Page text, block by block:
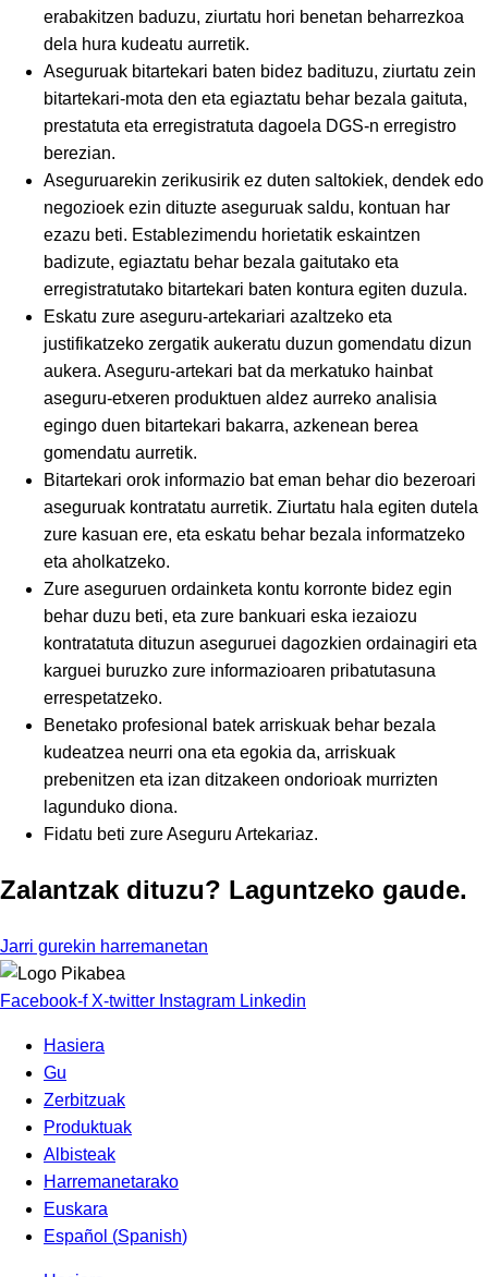
erabakitzen baduzu, ziurtatu hori benetan beharrezkoa
dela hura kudeatu aurretik.
Aseguruak bitartekari baten bidez badituzu, ziurtatu zein
bitartekari-mota den eta egiaztatu behar bezala gaituta,
prestatuta eta erregistratuta dagoela DGS-n erregistro
berezian.
Aseguruarekin zerikusirik ez duten saltokiek, dendek edo
negozioek ezin dituzte aseguruak saldu, kontuan har
ezazu beti. Establezimendu horietatik eskaintzen
badizute, egiaztatu behar bezala gaitutako eta
erregistratutako bitartekari baten kontura egiten duzula.
Eskatu zure aseguru-artekariari azaltzeko eta
justifikatzeko zergatik aukeratu duzun gomendatu dizun
aukera. Aseguru-artekari bat da merkatuko hainbat
aseguru-etxeren produktuen aldez aurreko analisia
egingo duen bitartekari bakarra, azkenean berea
gomendatu aurretik.
Bitartekari orok informazio bat eman behar dio bezeroari
aseguruak kontratatu aurretik. Ziurtatu hala egiten dutela
zure kasuan ere, eta eskatu behar bezala informatzeko
eta aholkatzeko.
Zure aseguruen ordainketa kontu korronte bidez egin
behar duzu beti, eta zure bankuari eska iezaiozu
kontratatuta dituzun aseguruei dagozkien ordainagiri eta
karguei buruzko zure informazioaren pribatutasuna
errespetatzeko.
Benetako profesional batek arriskuak behar bezala
kudeatzea neurri ona eta egokia da, arriskuak
prebenitzen eta izan ditzakeen ondorioak murrizten
lagunduko diona.
Fidatu beti zure Aseguru Artekariaz.
Zalantzak dituzu? Laguntzeko gaude.
Jarri gurekin harremanetan
Facebook-f X-twitter Instagram Linkedin
Hasiera
Gu
Zerbitzuak
Produktuak
Albisteak
Harremanetarako
Euskara
Español (Spanish)